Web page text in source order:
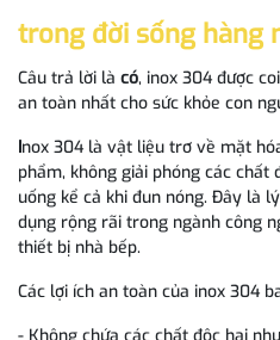
trong đời sống hàng
Câu trả lời là có, inox 304 được
an toàn nhất cho sức khỏe con
Inox 304 là vật liệu trơ về mặt
phẩm, không giải phóng các chất
uống kể cả khi đun nóng. Đây là
dụng rộng rãi trong ngành công
thiết bị nhà bếp.
Các lợi ích an toàn của inox 304